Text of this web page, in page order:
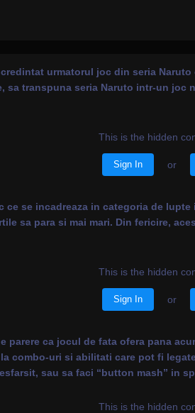
urmatorul joc din seria
sa transpuna seria Naruto intr-un
This is the hidden
Sign In or
se incadreaza in categoria de
sa para si mai mari. Din fericire,
This is the hidden
Sign In or
parere ca jocul de fata ofera pana
combo-uri si abilitati care pot fi
sau sa faci “button mash” in
This is the hidden